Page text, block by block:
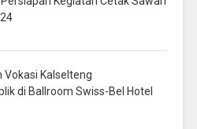
Kalselteng
di Ballroom Swiss-Bel Hotel